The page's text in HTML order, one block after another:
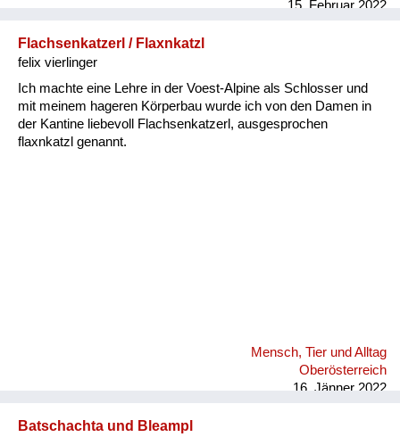
15. Februar 2022
Flachsenkatzerl / Flaxnkatzl
felix vierlinger
Ich machte eine Lehre in der Voest-Alpine als Schlosser und
mit meinem hageren Körperbau wurde ich von den Damen in
der Kantine liebevoll Flachsenkatzerl, ausgesprochen
flaxnkatzl genannt.
Mensch, Tier und Alltag
Oberösterreich
16. Jänner 2022
Batschachta und Bleampl